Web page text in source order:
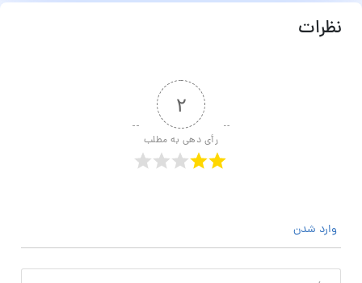
نظرات
۲
رأی دهی به مطلب
وارد شدن